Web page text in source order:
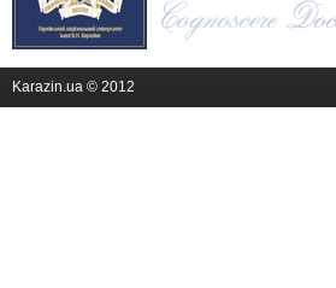
Karazin.ua © 2012